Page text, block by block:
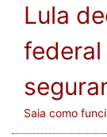
Lula
federal
Saia como